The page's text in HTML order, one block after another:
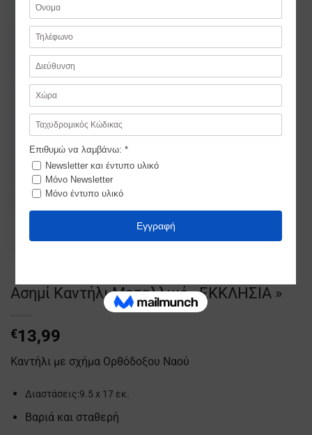
Ασημί Καντήλι Μεταλλικό «ΕΚΚΛΗΣΙΑ »
€13,99
Καντήλι με σχήμα Ορθόδοξου Ναού
Διαστάσεις:9.5 x 17 εκ.
Βαριά και σταθερή